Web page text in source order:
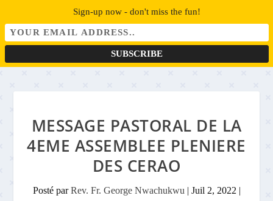
MESSAGE PASTORAL DE LA
4EME ASSEMBLEE PLENIERE
DES CERAO
Posté parRev. Fr. George Nwachukwu | Juil 2, 2022 |
Sign-up now - don't miss the fun!